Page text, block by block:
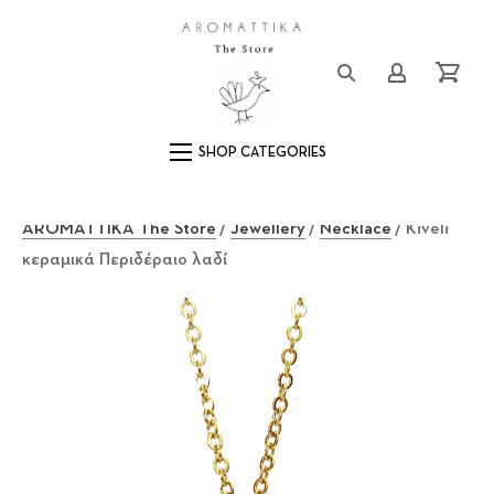
Logo
Main Navigation
AROMATTIKA The Store / Jewellery/ Necklace / Kiveli
κεραμικά Περιδέραιο λαδί